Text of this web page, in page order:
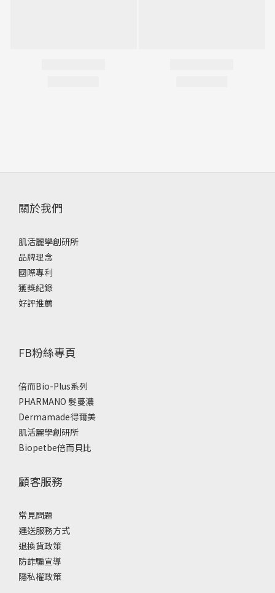
關於我們
肌活麗學創研所
品牌理念
國際專利
獲獎紀錄
好評推薦
FB粉絲專頁
倍而Bio-Plus系列
PHARMANO 髮蔓濃
Dermamade得爾美
肌活麗學創研所
Biopetbe倍而貝比
顧客服務
常見問題
運送服務方式
退換貨政策
防詐騙宣導
隱私權政策